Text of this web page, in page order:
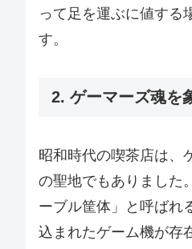
って足を運ぶに値する
す。
2. ゲーマーズ魂を
昭和時代の喫茶店は、
の聖地でもありました
ーブル筐体」と呼ばれ
込まれたゲーム機が存